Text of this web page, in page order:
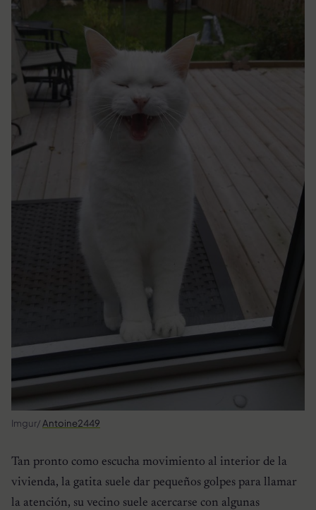
Imgur/ Antoine2449
Tan pronto como escucha movimiento al interior de la
vivienda, la gatita suele dar pequeños golpes para llamar
la atención, su vecino suele acercarse con algunas